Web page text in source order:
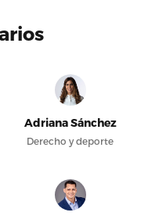
Adriana Sánchez
Derecho y deporte